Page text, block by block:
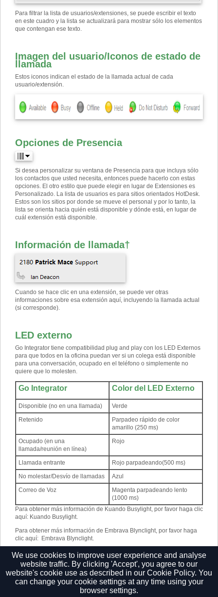
Para filtrar la lista de usuarios/extensiones, se puede escribir el texto
en este cuadro y la lista se actualizará para mostrar sólo los elementos
que contengan ese texto.
Imagen del usuario/Iconos de estado de
llamada
Estos iconos indican el estado de la llamada actual de cada
usuario/extensión.
Opciones de Presencia
Si desea personalizar su ventana de Presencia para que incluya sólo
los contactos que usted necesita, entonces puede hacerlo con estas
opciones. El otro estilo que puede elegir en lugar de Extensiones es
Personalizado. La lista de usuarios es para sitios orientados HotDesk.
Estos son los sitios por donde se mueve el personal y por lo tanto, la
lista se orienta hacia quién está disponible y dónde está, en lugar de
cuál extensión está disponible.
Información de llamada†
Cuando se hace clic en una extensión, se puede ver otras
informaciones sobre esa extensión aquí, incluyendo la llamada actual
(si corresponde).
LED externo
Go Integrator tiene compatibilidad plug and play con los LED Externos
para que todos en la oficina puedan ver si un colega está disponible
para una conversación, ocupado en el teléfono o simplemente no
quiere que lo molesten.
Go Integrator Color del LED Externo
Disponible (no en una llamada)
Verde
Retenido
Parpadeo rápido de color
amarillo (250 ms)
Ocupado (en una
llamada/reunión en línea)
Rojo
Llamada entrante
Rojo parpadeando(500 ms)
No molestar/Desvío de llamadas
Azul
Correo de Voz
Magenta parpadeando lento
(1000 ms)
Para obtener más información de Kuando Busylight, por favor haga clic
aquí: Kuando Busylight.
Para obtener más información de Embrava Blynclight, por favor haga
clic aquí: Embrava Blynclight.
†Algunas versiones de Go Integrator no incluyen o tienen
implementaciones modificadas de esta característica.
We use cookies to improve user experience and analyse
website traffic. By clicking 'Accept', you agree to our
website's cookie use as described in our Cookie Policy. You
can change your cookie settings at any time using your
browser settings.